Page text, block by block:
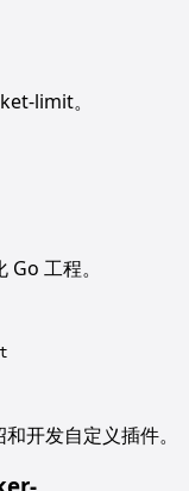
limit。
工程。
开发自定义插件。